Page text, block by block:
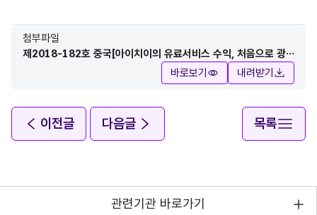
첨부파일
제2018-182호 중국[아이치이의 유료서비스 수익, 처음으로 광
바로보기 내려받기
이전글 다음글 목록
관련기관 바로가기